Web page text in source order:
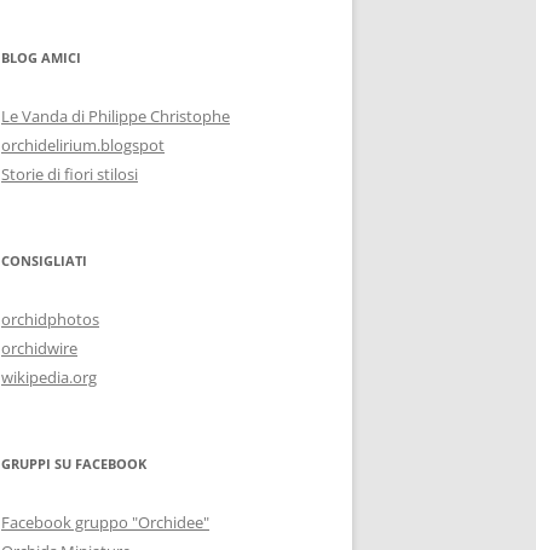
BLOG AMICI
Le Vanda di Philippe Christophe
orchidelirium.blogspot
Storie di fiori stilosi
CONSIGLIATI
orchidphotos
orchidwire
wikipedia.org
GRUPPI SU FACEBOOK
Facebook gruppo "Orchidee"